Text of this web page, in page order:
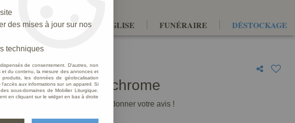
AMÉNAGEMENTS D'ÉGLISE FUNÉRAIRE DÉSTOCKAGE
Berger Polychrome
Soyez le premier à donner votre avis !
des mises à jour sur nos
techniques
de consentement. D'autres, non
du contenu, la mesure des annonces et
les données de géolocalisation
aux informations sur un appareil. Si
sous-domaines de Mobilier Liturgique.
en cliquant sur le widget en bas à droite